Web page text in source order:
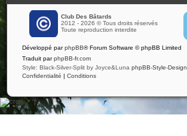
Club Des Bâtards
2012 - 2026 © Tous droits réservés
Toute reproduction interdite
Développé parphpBB® Forum Software © phpBB Limited
Traduit parphpBB-fr.com
Style: Black-Silver-Split by Joyce&Luna phpBB-Style-Design
Confidentialité | Conditions